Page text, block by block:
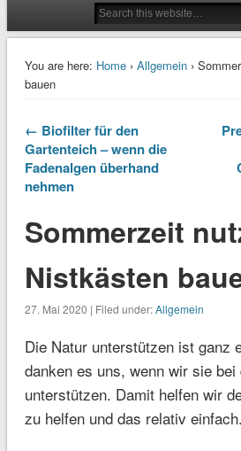
You are here: Home› Allgemein›
bauen
← Biofilter für den
Gartenteich – wenn die
Fadenalgen überhand
nehmen
Sommerzeit
Nistkästen
27. Mai 2020 | Filed under:Allgemein
Die Natur unterstützen ist ganz
danken es uns, wenn wir sie bei
unterstützen. Damit helfen wir
zu helfen und das relativ einfach.